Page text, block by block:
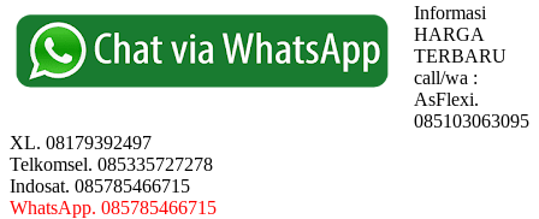
Informasi
HARGA
TERBARU
call/wa :
AsFlexi.
085103063095
XL. 08179392497
Telkomsel. 085335727278
Indosat. 085785466715
WhatsApp. 085785466715